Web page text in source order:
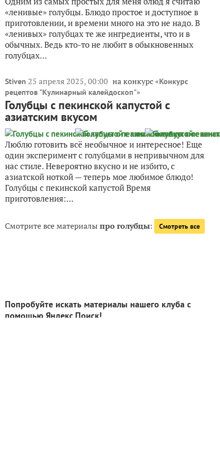
Stiven 25 апреля 2025, 00:00 на конкурс « Конкурс
рецептов "Кулинарный калейдоскоп"»
Голубцы с пекинской капустой с
азиатским вкусом
Люблю готовить всё необычное и интересное! Еще
один эксперимент с голубцами в непривычном для
нас стиле. Невероятно вкусно и не избито, с
азиатской ноткой — теперь мое любимое блюдо!
Голубцы с пекинской капустой Время
приготовления:...
Смотрите все материалыпро голубцы: Смотреть все